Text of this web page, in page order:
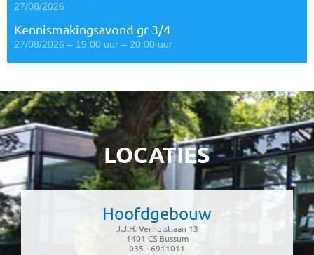
27/08/2026
Kennismakingsavond gr 3/4
27/08/2026 – 19:00 uur – 20:00 uur
LOCATIES
Hoofdgebouw
J.J.H. Verhulstlaan 13
1401 CS Bussum
035 - 6911011